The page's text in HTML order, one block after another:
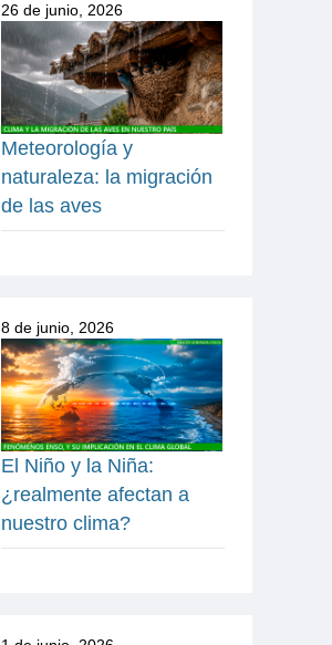
26 de junio, 2026
Meteorología y
naturaleza: la migración
de las aves
8 de junio, 2026
El Niño y la Niña:
¿realmente afectan a
nuestro clima?